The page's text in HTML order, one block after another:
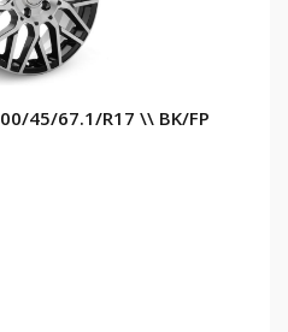
45/67.1/R17 \\ BK/FP